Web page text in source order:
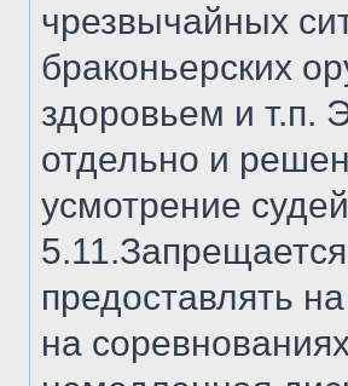
чрезвычайных
браконьерских
здоровьем и т.п.
отдельно и
усмотрение
предоставлять
на